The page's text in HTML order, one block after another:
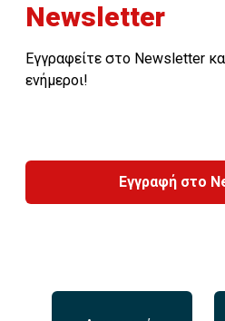
Newsletter
Εγγραφείτε στο Newsletter
ενήμεροι!
Εγγραφή στο